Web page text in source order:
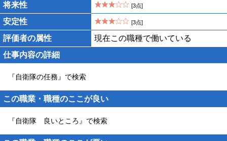
将来性 [3点]
安定性 [3点]
評価者の属性
現在この職種で働いている
仕事内容の詳細
『自衛隊の任務』で検索
この職業・職種のここが良い
『自衛隊 良いところ』で検索